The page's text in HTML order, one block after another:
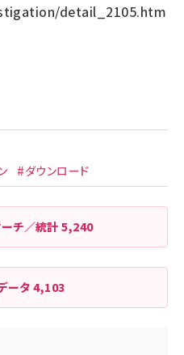
detail_2105.htm
#ダウンロード
チ／統計5,240
ータ4,103